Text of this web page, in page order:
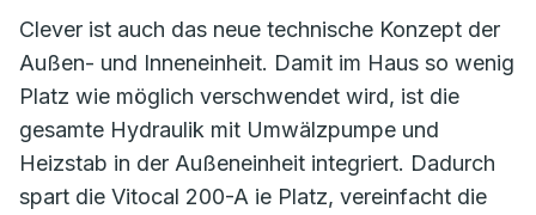
Clever ist auch das neue technische Konzept der
Außen- und Inneneinheit. Damit im Haus so wenig
Platz wie möglich verschwendet wird, ist die
gesamte Hydraulik mit Umwälzpumpe und
Heizstab in der Außeneinheit integriert. Dadurch
spart die Vitocal 200-A ie Platz, vereinfacht die